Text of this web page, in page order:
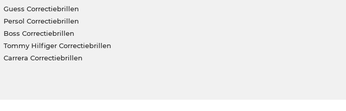
Guess Correctiebrillen
Persol Correctiebrillen
Boss Correctiebrillen
Tommy Hilfiger Correctiebrillen
Carrera Correctiebrillen